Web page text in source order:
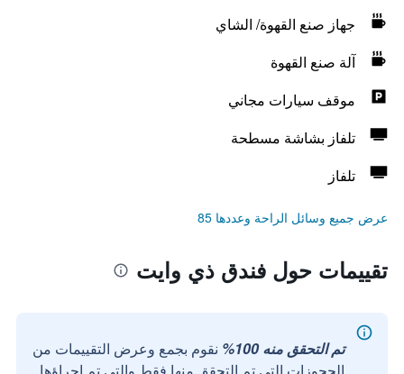
جهاز صنع القهوة/ الشاي
آلة صنع القهوة
موقف سيارات مجاني
تلفاز بشاشة مسطحة
تلفاز
عرض جميع وسائل الراحة وعددها 85
تقييمات حول فندق ذي وايت
تم التحقق منه 100%
نقوم بجمع وعرض التقييمات من